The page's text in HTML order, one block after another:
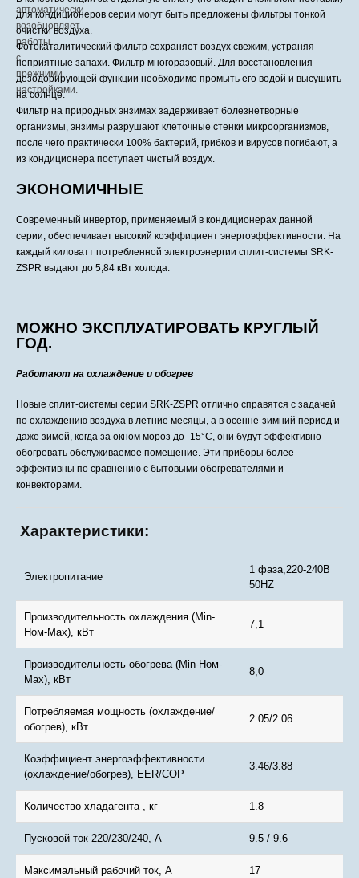
для кондиционеров серии могут быть предложены фильтры тонкой
очистки воздуха.
Фотокаталитический фильтр сохраняет воздух свежим, устраняя
неприятные запахи. Фильтр многоразовый. Для восстановления
дезодорирующей функции необходимо промыть его водой и высушить
на солнце.
Фильтр на природных энзимах задерживает болезнетворные
организмы, энзимы разрушают клеточные стенки микроорганизмов,
после чего практически 100% бактерий, грибков и вирусов погибают, а
из кондиционера поступает чистый воздух.
ЭКОНОМИЧНЫЕ
Современный инвертор, применяемый в кондиционерах данной
серии, обеспечивает высокий коэффициент энергоэффективности. На
каждый киловатт потребленной электроэнергии сплит-системы SRK-
ZSPR выдают до 5,84 кВт холода.
МОЖНО ЭКСПЛУАТИРОВАТЬ КРУГЛЫЙ
ГОД.
Работают на охлаждение и обогрев
Новые сплит-системы серии SRK-ZSPR отлично справятся с задачей
по охлаждению воздуха в летние месяцы, а в осенне-зимний период и
даже зимой, когда за окном мороз до -15°С, они будут эффективно
обогревать обслуживаемое помещение. Эти приборы более
эффективны по сравнению с бытовыми обогревателями и
конвекторами.
Характеристики:
Электропитание
1 фаза,220-240В
50HZ
Производительность охлаждения (Min-
Ном-Max), кВт
7,1
Производительность обогрева (Min-Ном-
Max), кВт
8,0
Потребляемая мощность (охлаждение/
обогрев), кВт
2.05/2.06
Коэффициент энергоэффективности
(охлаждение/обогрев), EER/COP
3.46/3.88
Количество хладагента , кг 1.8
Пусковой ток 220/230/240, А 9.5 / 9.6
Максимальный рабочий ток, A 17